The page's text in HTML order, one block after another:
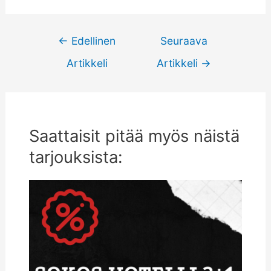
Artikkelien
← Edellinen
Artikkeli
Seuraava
Artikkeli →
Saattaisit pitää myös näistä
tarjouksista: